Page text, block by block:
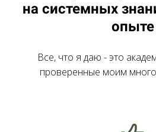
на системных
опыте
Все, что я даю - это
проверенные моим